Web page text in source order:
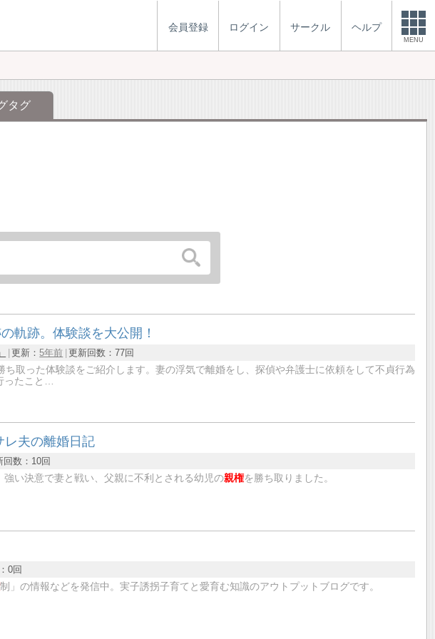
会員登録 ログイン サークル ヘルプ
MENU
タグ
軌跡。体験談を大公開！
更新：5年前 更新回数：77回
ち取った体験談をご紹介します。妻の浮気で離婚をし、探偵や弁護士に依頼をして不貞行為
ったこと…
レ夫の離婚日記
回数： 10回
強い決意で妻と戦い、父親に不利とされる幼児の親権を勝ち取りました。
0回
制」の情報などを発信中。実子誘拐子育てと愛育む知識のアウトプットブログです。